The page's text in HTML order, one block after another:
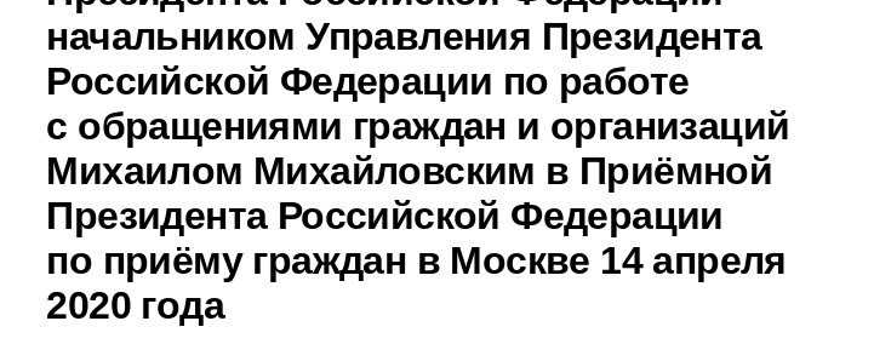
начальником Управления Президента
Российской Федерации по работе
с обращениями граждан и организаций
Михаилом Михайловским в Приёмной
Президента Российской Федерации
по приёму граждан в Москве 14 апреля
2020 года